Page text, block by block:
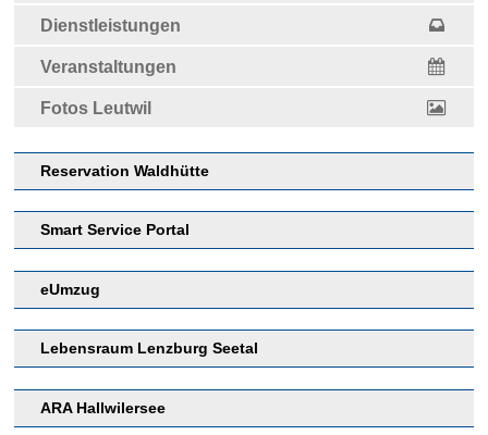
Dienstleistungen
Veranstaltungen
Fotos Leutwil
Reservation Waldhütte
Smart Service Portal
eUmzug
Lebensraum Lenzburg Seetal
ARA Hallwilersee